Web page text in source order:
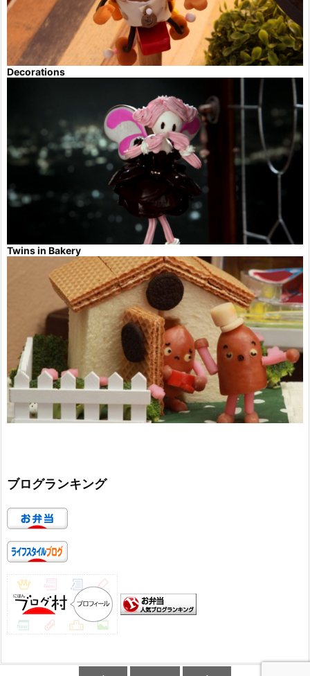
Decorations
Twins in Bakery
ブログランキング